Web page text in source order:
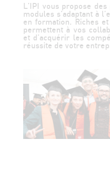
L’IPI vous propose
modules s’adaptant à
en formation. Riches
permettent à vos
et d’acquérir les
réussite de votre